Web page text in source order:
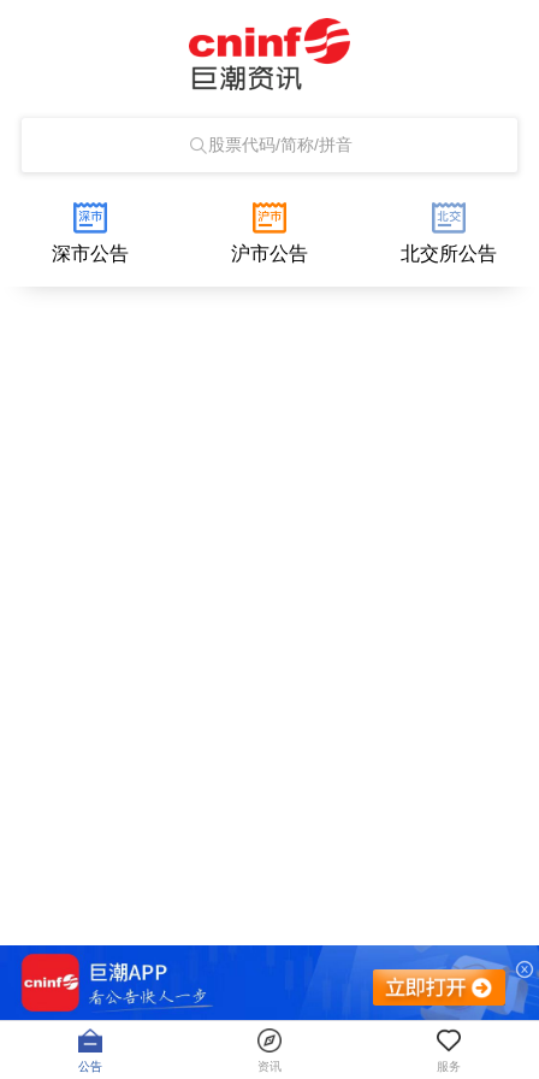
股票代码/简称/拼音
深市公告 沪市公告 北交所公告
公告 资讯 服务